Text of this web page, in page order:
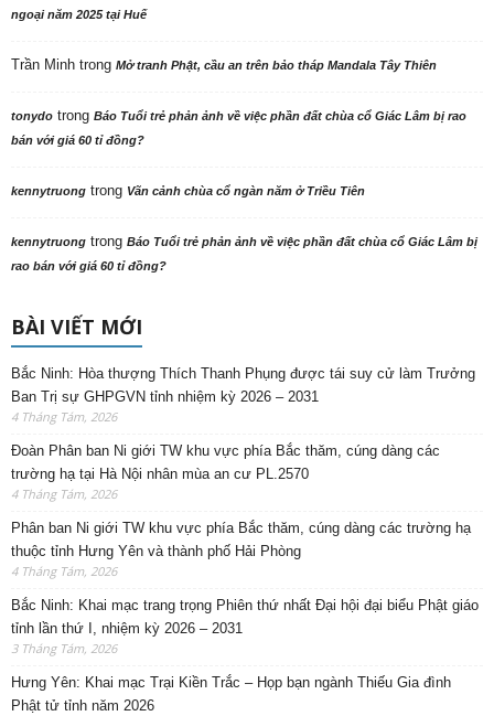
ngoại năm 2025 tại Huế
Trần Minh trong Mở tranh Phật, cầu an trên bảo tháp Mandala Tây Thiên
tonydo trong Báo Tuổi trẻ phản ảnh về việc phần đất chùa cổ Giác Lâm bị rao
bán với giá 60 tỉ đồng?
kennytruong trong Vãn cảnh chùa cổ ngàn năm ở Triều Tiên
kennytruong trong Báo Tuổi trẻ phản ảnh về việc phần đất chùa cổ Giác Lâm bị
rao bán với giá 60 tỉ đồng?
BÀI VIẾT MỚI
Bắc Ninh: Hòa thượng Thích Thanh Phụng được tái suy cử làm Trưởng
Ban Trị sự GHPGVN tỉnh nhiệm kỳ 2026 – 2031
4 Tháng Tám, 2026
Đoàn Phân ban Ni giới TW khu vực phía Bắc thăm, cúng dàng các
trường hạ tại Hà Nội nhân mùa an cư PL.2570
4 Tháng Tám, 2026
Phân ban Ni giới TW khu vực phía Bắc thăm, cúng dàng các trường hạ
thuộc tỉnh Hưng Yên và thành phố Hải Phòng
4 Tháng Tám, 2026
Bắc Ninh: Khai mạc trang trọng Phiên thứ nhất Đại hội đại biểu Phật giáo
tỉnh lần thứ I, nhiệm kỳ 2026 – 2031
3 Tháng Tám, 2026
Hưng Yên: Khai mạc Trại Kiền Trắc – Họp bạn ngành Thiếu Gia đình
Phật tử tỉnh năm 2026